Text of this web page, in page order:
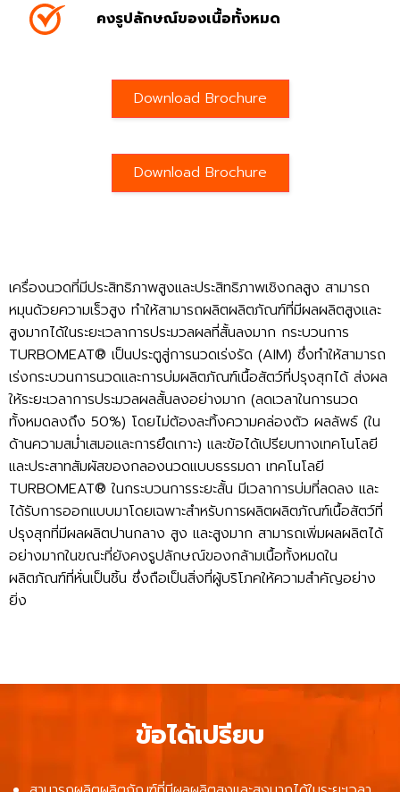
คงรูปลักษณ์ของเนื้อทั้งหมด
Download Brochure
Download Brochure
เครื่องนวดที่มีประสิทธิภาพสูงและประสิทธิภาพเชิงกลสูง สามารถ
หมุนด้วยความเร็วสูง ทำให้สามารถผลิตผลิตภัณฑ์ที่มีผลผลิตสูงและ
สูงมากได้ในระยะเวลาการประมวลผลที่สั้นลงมาก กระบวนการ
TURBOMEAT® เป็นประตูสู่การนวดเร่งรัด (AIM) ซึ่งทำให้สามารถ
เร่งกระบวนการนวดและการบ่มผลิตภัณฑ์เนื้อสัตว์ที่ปรุงสุกได้ ส่งผล
ให้ระยะเวลาการประมวลผลสั้นลงอย่างมาก (ลดเวลาในการนวด
ทั้งหมดลงถึง 50%) โดยไม่ต้องละทิ้งความคล่องตัว ผลลัพธ์ (ใน
ด้านความสม่ำเสมอและการยึดเกาะ) และข้อได้เปรียบทางเทคโนโลยี
และประสาทสัมผัสของกลองนวดแบบธรรมดา เทคโนโลยี
TURBOMEAT® ในกระบวนการระยะสั้น มีเวลาการบ่มที่ลดลง และ
ได้รับการออกแบบมาโดยเฉพาะสำหรับการผลิตผลิตภัณฑ์เนื้อสัตว์ที่
ปรุงสุกที่มีผลผลิตปานกลาง สูง และสูงมาก สามารถเพิ่มผลผลิตได้
อย่างมากในขณะที่ยังคงรูปลักษณ์ของกล้ามเนื้อทั้งหมดใน
ผลิตภัณฑ์ที่หั่นเป็นชิ้น ซึ่งถือเป็นสิ่งที่ผู้บริโภคให้ความสำคัญอย่าง
ยิ่ง
ข้อได้เปรียบ